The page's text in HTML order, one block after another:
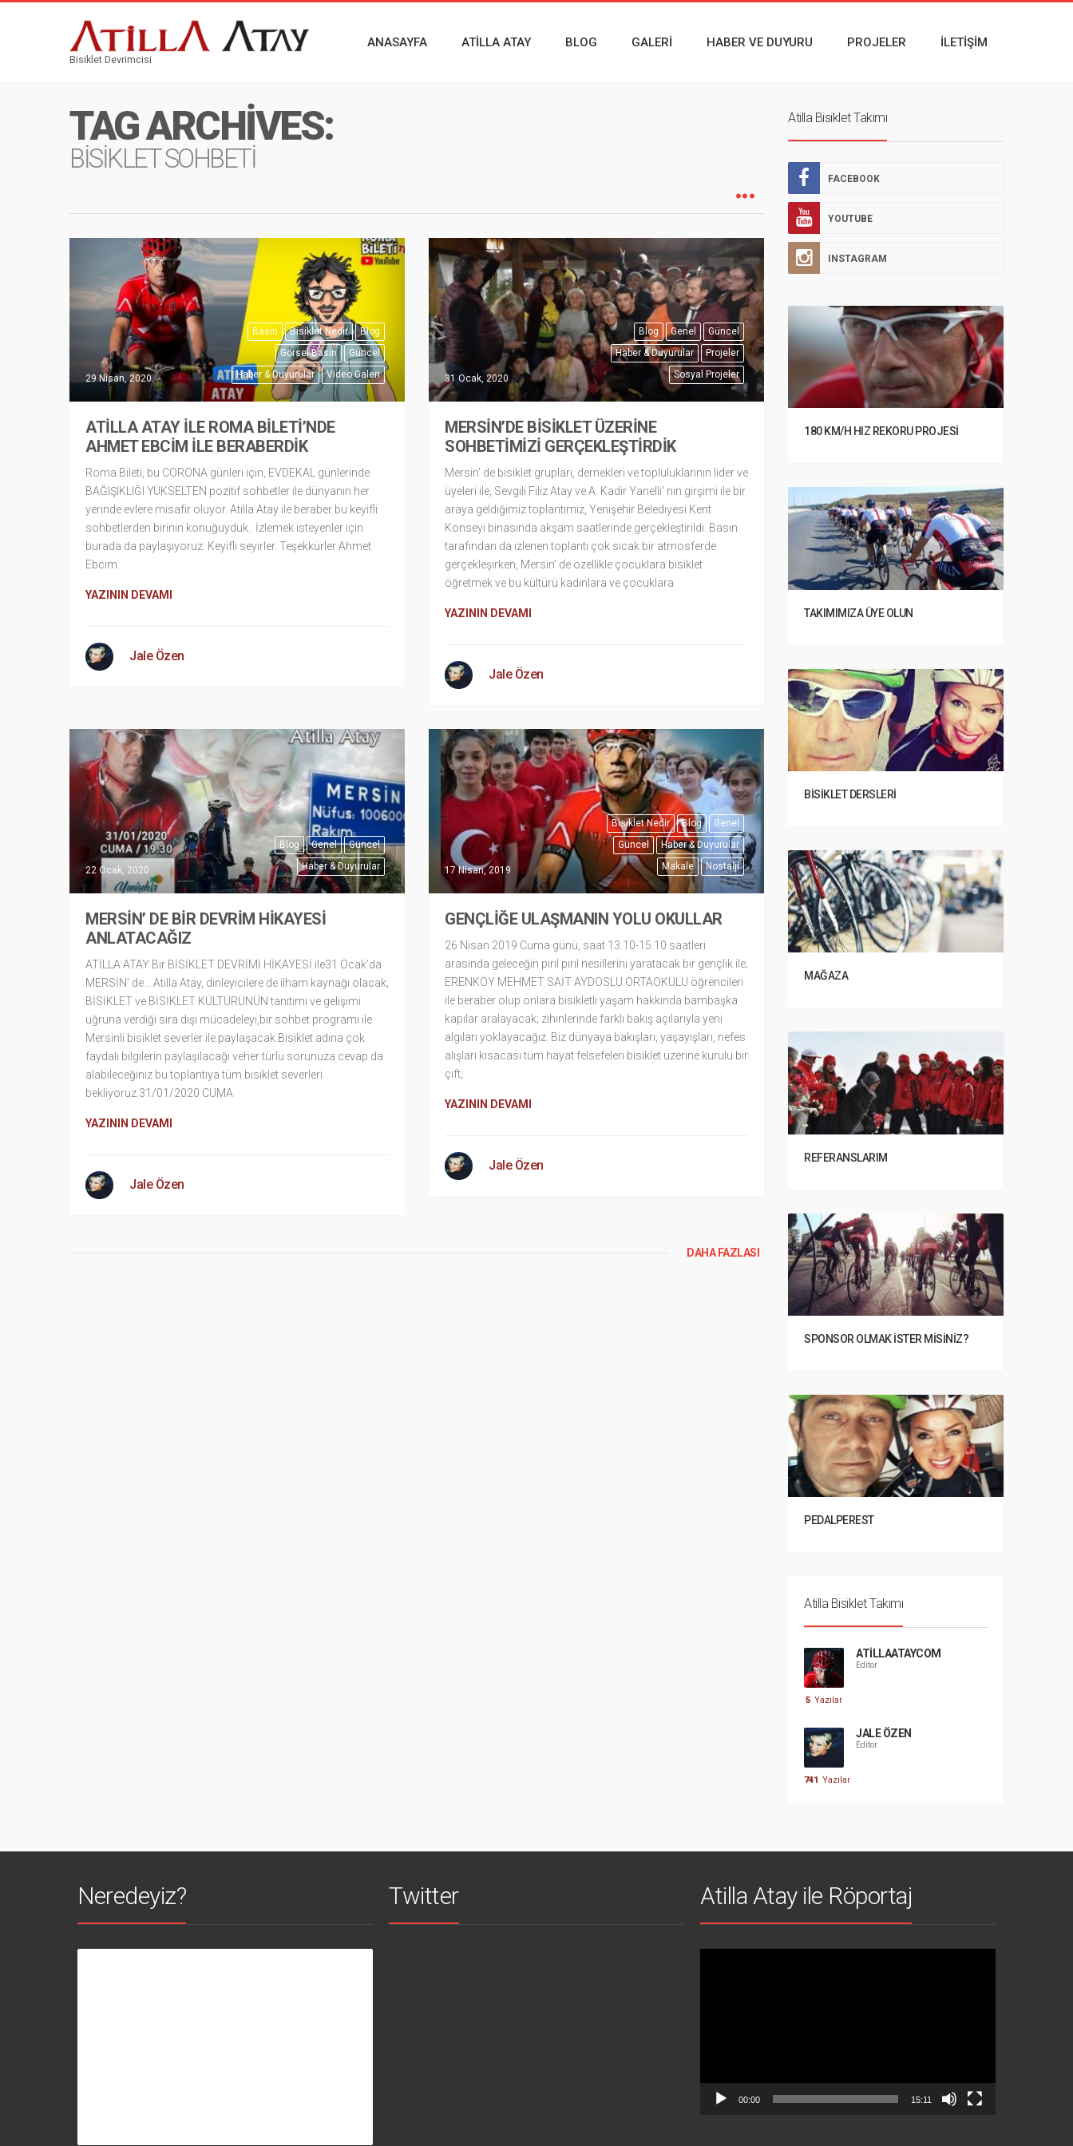
Bisiklet Devrimcisi
ANASAYFA ATILLA ATAY BLOG GALERI HABER VE DUYURU PROJELER İLETIŞIM
TAG ARCHIVES:
BİSİKLET SOHBETİ
Basın Bisiklet Nedir
Blog
Görsel Basın
Güncel
Haber & Duyurular
Video Galeri
29 Nisan, 2020
ATİLLA ATAY İLE ROMA BİLETİ’NDE
AHMET EBCİM İLE BERABERDİK
Roma Bileti, bu CORONA günleri için, EVDEKAL günlerinde
BAĞIŞIKLIĞI YÜKSELTEN pozitif sohbetler ile dünyanın her
yerinde evlere misafir oluyor. Atilla Atay ile beraber bu keyifli
sohbetlerden birinin konuğuyduk. İzlemek isteyenler için
burada da paylaşıyoruz. Keyifli seyirler. Teşekkürler Ahmet
Ebcim
YAZININ DEVAMI
Jale Özen
Blog Genel
Güncel
Haber & Duyurular
Projeler
Sosyal Projeler
31 Ocak, 2020
MERSİN’DE BİSİKLET ÜZERİNE
SOHBETİMİZİ GERÇEKLEŞTİRDİK
Mersin’ de bisiklet grupları, dernekleri ve topluluklarının lider ve
üyeleri ile, Sevgili Filiz Atay ve A. Kadir Yanelli’ nin girşimi ile bir
araya geldiğimiz toplantımız, Yenişehir Belediyesi Kent
Konseyi binasında akşam saatlerinde gerçekleştirildi. Basın
tarafından da izlenen toplantı çok sıcak bir atmosferde
gerçekleşirken, Mersin’ de özellikle çocuklara bisiklet
öğretmek ve bu kültürü kadınlara ve çocuklara
YAZININ DEVAMI
Jale Özen
Blog Genel
Güncel
Haber & Duyurular
22 Ocak, 2020
MERSİN’ DE BİR DEVRİM HİKAYESİ
ANLATACAĞIZ
ATİLLA ATAY Bir BİSİKLET DEVRİMİ HİKAYESİ ile31 Ocak’da
MERSİN’ de… Atilla Atay, dinleyicilere de ilham kaynağı olacak;
BİSİKLET ve BİSİKLET KÜLTÜRÜNÜN tanıtımı ve gelişimi
uğruna verdiği sıra dışı mücadeleyi,bir sohbet programı ile
Mersinli bisiklet severler ile paylaşacak.Bisiklet adına çok
faydalı bilgilerin paylaşılacağı veher türlü sorunuza cevap da
alabileceğiniz bu toplantıya tüm bisiklet severleri
bekliyoruz.31/01/2020 CUMA
YAZININ DEVAMI
Jale Özen
Bisiklet Nedir Blog
Genel
Güncel
Haber & Duyurular
Makale
Nostalji
17 Nisan, 2019
GENÇLİĞE ULAŞMANIN YOLU OKULLAR
26 Nisan 2019 Cuma günü, saat 13.10-15.10 saatleri
arasında geleceğin pırıl pırıl nesillerini yaratacak bir gençlik ile;
ERENKÖY MEHMET SAİT AYDOSLU ORTAOKULU öğrencileri
ile beraber olup onlara bisikletli yaşam hakkında bambaşka
kapılar aralayacak; zihinlerinde farklı bakış açılarıyla yeni
algıları yoklayacağız. Biz dünyaya bakışları, yaşayışları, nefes
alışları kısacası tüm hayat felsefeleri bisiklet üzerine kurulu bir
çift;
YAZININ DEVAMI
Jale Özen
DAHA FAZLASI
Atilla Bisiklet Takımı
FACEBOOK
YOUTUBE
INSTAGRAM
180 KM/H HIZ REKORU PROJESI
TAKIMIMIZA ÜYE OLUN
BISIKLET DERSLERI
MAĞAZA
REFERANSLARIM
SPONSOR OLMAK İSTER MISINIZ?
PEDALPEREST
Atilla Bisiklet Takımı
ATILLAATAYCOM
Editor
5 Yazılar
JALE ÖZEN
Editor
741 Yazılar
Neredeyiz? Twitter Atilla Atay ile Röportaj
00:00 15:11